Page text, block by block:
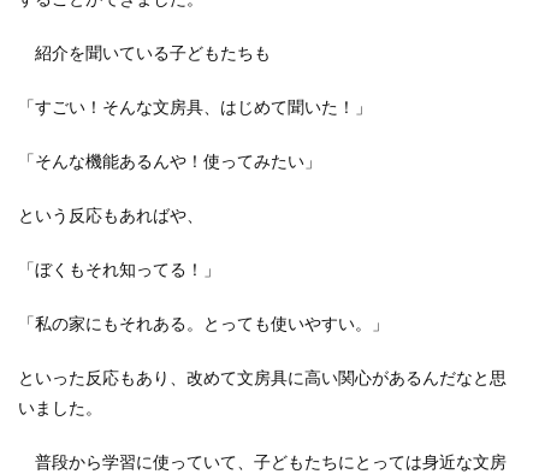
紹介を聞いている子どもたちも
「すごい！そんな文房具、はじめて聞いた！」
「そんな機能あるんや！使ってみたい」
という反応もあればや、
「ぼくもそれ知ってる！」
「私の家にもそれある。とっても使いやすい。」
といった反応もあり、改めて文房具に高い関心があるんだなと思
いました。
普段から学習に使っていて、子どもたちにとっては身近な文房